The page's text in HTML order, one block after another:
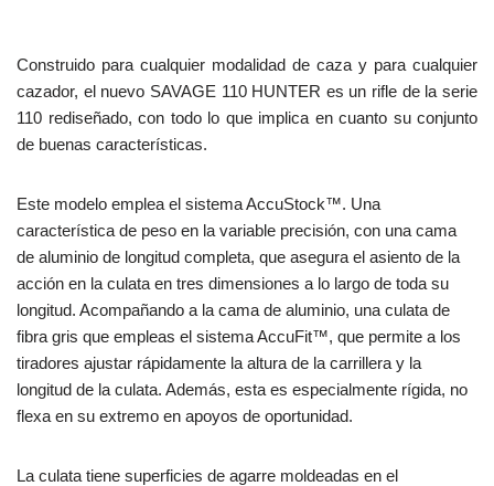
Construido para cualquier modalidad de caza y para cualquier
cazador, el nuevo SAVAGE 110 HUNTER es un rifle de la serie
110 rediseñado, con todo lo que implica en cuanto su conjunto
de buenas características.
Este modelo emplea el sistema AccuStock™. Una
característica de peso en la variable precisión, con una cama
de aluminio de longitud completa, que asegura el asiento de la
acción en la culata en tres dimensiones a lo largo de toda su
longitud. Acompañando a la cama de aluminio, una culata de
fibra gris que empleas el sistema AccuFit™, que permite a los
tiradores ajustar rápidamente la altura de la carrillera y la
longitud de la culata. Además, esta es especialmente rígida, no
flexa en su extremo en apoyos de oportunidad.
La culata tiene superficies de agarre moldeadas en el